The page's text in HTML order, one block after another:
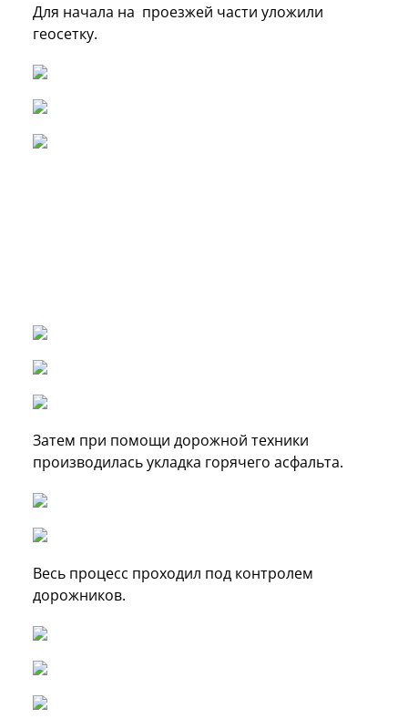
Для начала на проезжей части уложили
геосетку.
Затем при помощи дорожной техники
производилась укладка горячего асфальта.
Весь процесс проходил под контролем
дорожников.